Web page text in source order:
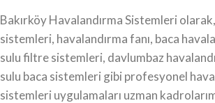
Bakırköy Havalandırma Sistemleri
sistemleri, havalandırma fanı, baca
sulu filtre sistemleri, davlumbaz
sulu baca sistemleri gibi profesyonel
sistemleri uygulamaları uzman